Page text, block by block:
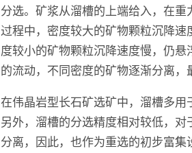
分选。矿浆从溜槽的上端给入，在
过程中，密度较大的矿物颗粒沉降
度较小的矿物颗粒沉降速度慢，仍
的流动，不同密度的矿物逐渐分离，
在伟晶岩型长石矿选矿中，溜槽多
另外，溜槽的分选精度相对较低，
分离，因此，也作为重选的初步富集